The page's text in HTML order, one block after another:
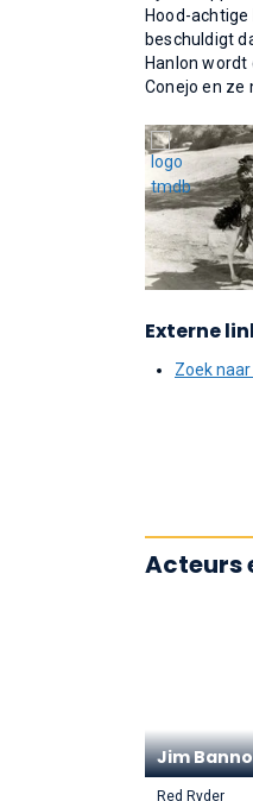
Hood-
beschuldigt
Hanlon
Conejo en ze
Externe
Zoek
Acteurs
Jim
Red Ryder